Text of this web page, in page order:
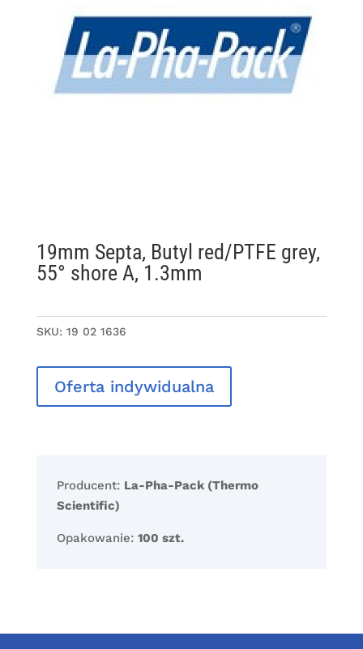
19mm Septa, Butyl red/PTFE grey,
55° shore A, 1.3mm
SKU: 19 02 1636
Oferta indywidualna
Producent: La-Pha-Pack (Thermo
Scientific)
Opakowanie: 100 szt.